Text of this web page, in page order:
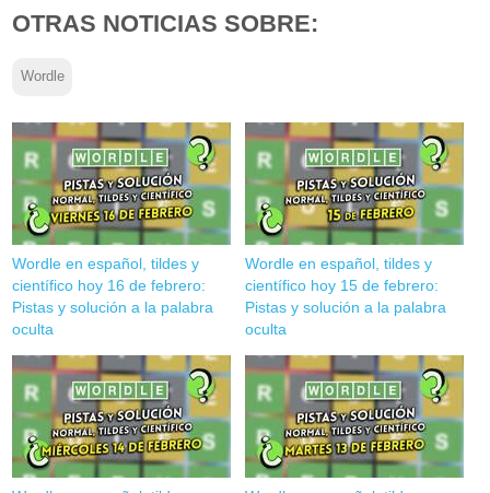
OTRAS NOTICIAS SOBRE:
Wordle
Wordle en español, tildes y
científico hoy 16 de febrero:
Pistas y solución a la palabra
oculta
Wordle en español, tildes y
científico hoy 15 de febrero:
Pistas y solución a la palabra
oculta